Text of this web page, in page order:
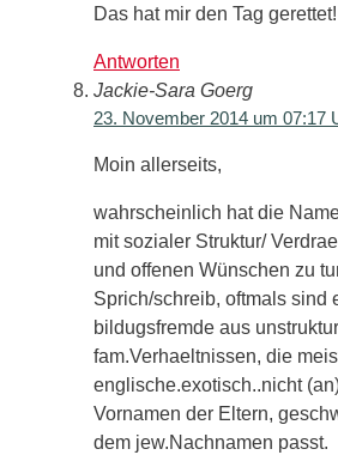
Das hat mir den Tag gerettet!
Antworten
Jackie-Sara Goerg
23. November 2014 um 07:17
Moin allerseits,
wahrscheinlich hat die
mit sozialer Struktur/
und offenen Wünschen zu
Sprich/schreib, oftmals sind
bildugsfremde aus
fam.Verhaeltnissen, die
englische.exotisch..nicht
Vornamen der Eltern,
dem jew.Nachnamen passt.